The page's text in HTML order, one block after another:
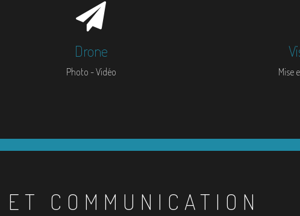
Drone
Photo - Vidéo Mise
COMMUNICATION